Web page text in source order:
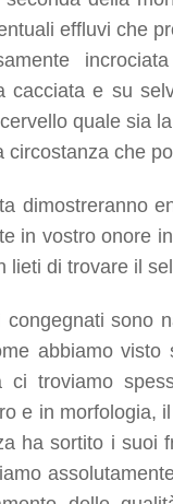
effluvi che
cacciata e su
quale sia
circostanza che
dimostreranno
in vostro onore
lieti di trovare il
sono
abbiamo
ci troviamo
e in morfologia,
ha sortito i suoi